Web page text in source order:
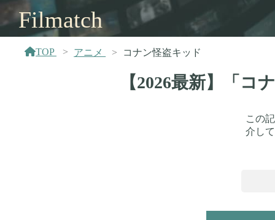
Filmatch
TOP アニメ コナン怪盗キッド
【2026最新】「
この
介し